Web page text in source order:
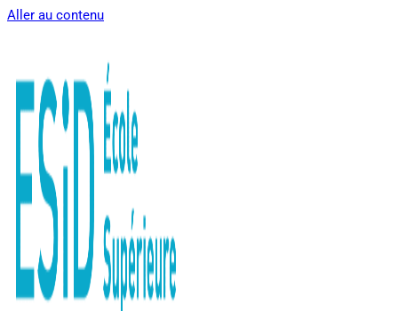
Aller au contenu